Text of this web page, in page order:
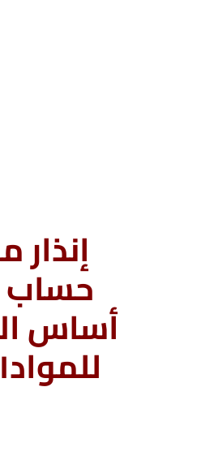
حساب
أساس
للمواد۱، ۱۲۲ من قانون العمل ۱۲ لسنة 2003